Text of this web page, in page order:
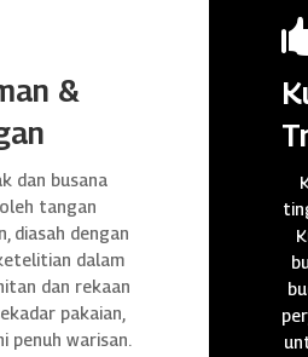
&
dan busana
tangan
diasah dengan
dalam
dan rekaan
pakaian,
penuh warisan.